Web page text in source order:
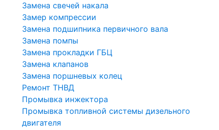
Замена свечей накала
Замер компрессии
Замена подшипника первичного вала
Замена помпы
Замена прокладки ГБЦ
Замена клапанов
Замена поршневых колец
Ремонт ТНВД
Промывка инжектора
Промывка топливной системы дизельного
двигателя